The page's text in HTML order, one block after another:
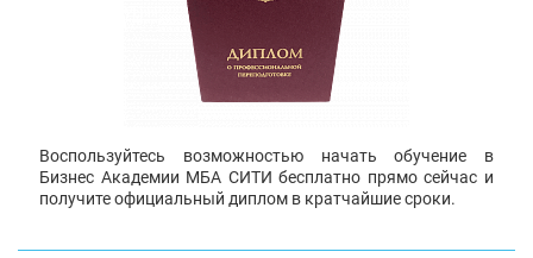
Воспользуйтесь возможностью начать обучение в
Бизнес Академии МБА СИТИ бесплатно прямо сейчас и
получите официальный диплом в кратчайшие сроки.